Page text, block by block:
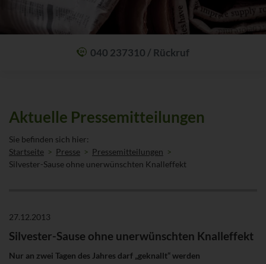
040 237310 / Rückruf
Aktuelle Pressemitteilungen
Sie befinden sich hier:
Startseite
Presse
Pressemitteilungen
Silvester-Sause ohne unerwünschten Knalleffekt
27.12.2013
Silvester-Sause ohne unerwünschten Knalleffekt
Nur an zwei Tagen des Jahres darf „geknallt“ werden